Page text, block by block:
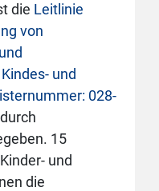
die Leitlinie
von
und
028-
15
und
die